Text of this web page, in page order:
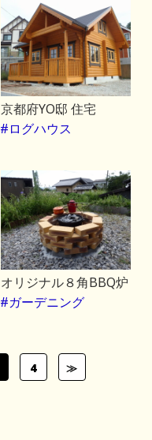
京都府YO邸 住宅
#ログハウス
オリジナル８角BBQ炉
#ガーデニング
4 ≫